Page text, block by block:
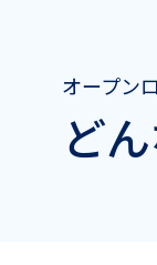
オープン
ど